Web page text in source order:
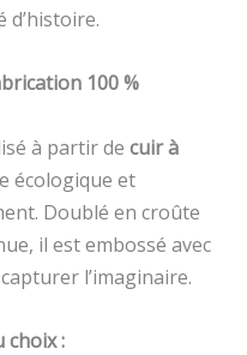
100 %
à partir de cuir à
écologique et
Doublé en croûte
il est embossé avec
l’imaginaire.
choix :